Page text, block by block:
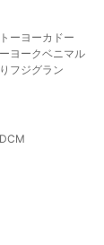
ーヨーカドー
ヨークベニマル
フジグラン
DCM